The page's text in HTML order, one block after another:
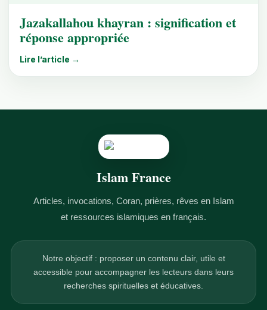
Jazakallahou khayran : signification et
réponse appropriée
Lire l’article →
Islam France
Articles, invocations, Coran, prières, rêves en Islam
et ressources islamiques en français.
Notre objectif : proposer un contenu clair, utile et
accessible pour accompagner les lecteurs dans leurs
recherches spirituelles et éducatives.